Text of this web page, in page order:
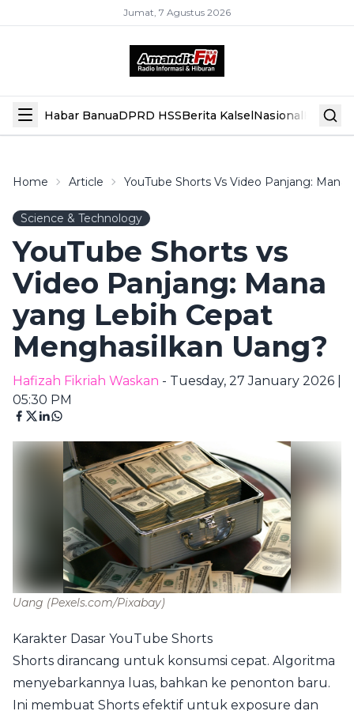
Jumat, 7 Agustus 2026
Habar BanuaDPRD HSSBerita KalselNasional Hiburan
Home Article YouTube Shorts Vs Video Panjang:
Science & Technology
YouTube Shorts vs
Video Panjang: Mana
yang Lebih Cepat
Menghasilkan Uang?
Hafizah Fikriah Waskan - Tuesday, 27 January 2026 |
05:30 PM
Uang (Pexels.com/Pixabay)
Karakter Dasar YouTube Shorts
Shorts dirancang untuk konsumsi cepat. Algoritma
menyebarkannya luas, bahkan ke penonton baru.
Ini membuat Shorts efektif untuk exposure dan